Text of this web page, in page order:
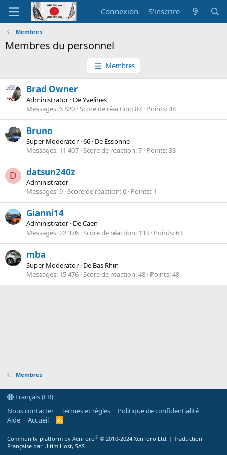
Connexion S'inscrire
Membres
Membres du personnel
Membres
Brad Owner
Administrator · DeYvelines
Messages 6 820 Score de réaction 87 Points 48
Bruno
Super Moderator ·66 · De Essonne
Messages 11 407 Score de réaction 7 Points 38
D datsun240z
Administrator
Messages 9 Score de réaction 0 Points 1
Gianni14
Administrator · DeCaen
Messages 22 376 Score de réaction 133 Points 63
mba
Super Moderator · De Bas Rhin
Messages 15 476 Score de réaction 48 Points 48
Membres
Français (FR)
Nous contacter
Termes et règles
Politique de confidentialité
Aide
Accueil
R
Community platform by XenForo® © 2010-2024 XenForo Ltd. | Traduction
Française par Ultim Host, SAS